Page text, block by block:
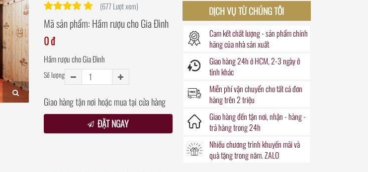
(677 Lượt xem)
Mã sản phẩm: Hầm rượu cho Gia Đình
0 đ
Hầm rượu cho Gia Đình
Số lượng
Giao hàng tận nơi hoặc mua tại cửa hàng
ĐẶT NGAY
DỊCH VỤ TỪ CHÚNG TÔI
Cam kết chất lượng - sản phẩm chính
hãng của nhà sản xuất
Giao hàng24hở HCM, 2-3 ngày ở
tỉnh khác
Miễn phí vận chuyểncho tất cả đơn
hàng trên 2 triệu
Giao hàng đếntận nơi, nhận - hàng -
trả hàng trong24h
Nhiều chương trình khuyến mãivà
quà tặngtrong năm. ZALO